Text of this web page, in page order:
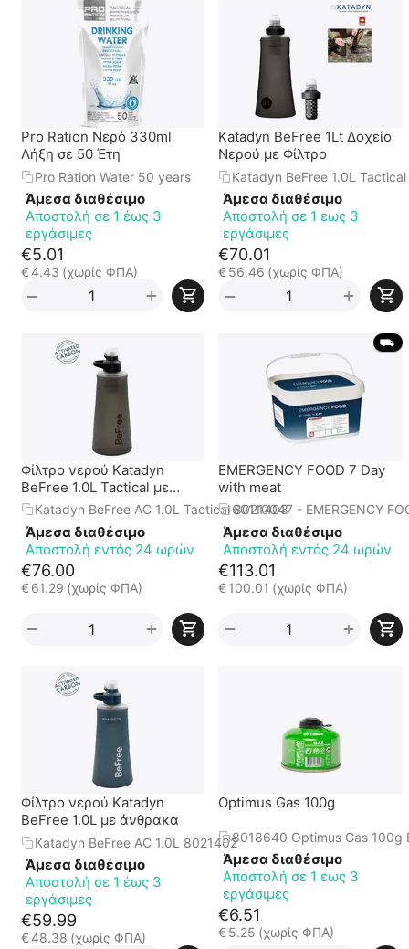
Pro Ration Νερό 330ml
Λήξη σε 50 Έτη
Pro Ration Water 50 years
Άμεσα διαθέσιμο
Αποστολή σε 1 έως 3
εργάσιμες
€5.01
€4.43 (χωρίς ΦΠΑ)
+
−
Katadyn BeFree 1Lt Δοχείο
Νερού με Φίλτρο
Katadyn BeFree 1.0L Tactical
Άμεσα διαθέσιμο
Αποστολή σε 1 εως 3
εργάσιμες
€70.01
€56.46 (χωρίς ΦΠΑ)
+
−
Φίλτρο νερού Katadyn
BeFree 1.0L Tactical με
άνθρακα
Katadyn BeFree AC 1.0L Tactical 8021403
Άμεσα διαθέσιμο
Αποστολή εντός 24 ωρών
€76.00
€ 61.29 (χωρίς ΦΠΑ)
+
−
⛟
EMERGENCY FOOD 7 Day
with meat
60110047 - EMERGENCY
Άμεσα διαθέσιμο
Αποστολή εντός 24 ωρών
€113.01
€100.01 (χωρίς ΦΠΑ)
+
−
Φίλτρο νερού Katadyn
BeFree 1.0L με άνθρακα
Katadyn BeFree AC 1.0L 8021402
Άμεσα διαθέσιμο
Αποστολή σε 1 έως 3
εργάσιμες
€59.99
€48.38 (χωρίς ΦΠΑ)
Optimus Gas 100g
8018640 Optimus Gas 100g
Άμεσα διαθέσιμο
Αποστολή σε 1 εως 3
εργάσιμες
€6.51
€5.25 (χωρίς ΦΠΑ)